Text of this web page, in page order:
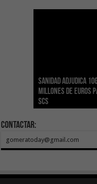
Sanidad adjudica
millones de euros
SCS
Gesplan logra la
Índice de
año consecutivo
El Gobierno
POSEICAN-Pesca
tras aumentar las
Transición
adhesión a la Red
Canarias
Visocan incorpora
vivienda protegida
asequible de Tenerife
Sanidad refuerza la
los centros de
ecografía clínica
Contactar:
gomeratoday@gmail.com